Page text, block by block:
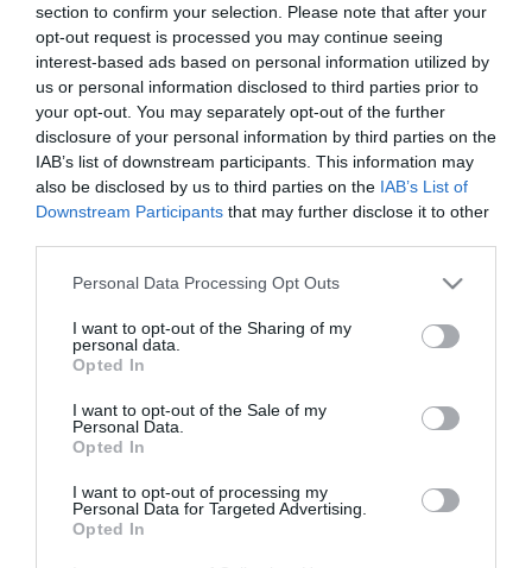
section to confirm your selection. Please note that after your
opt-out request is processed you may continue seeing
interest-based ads based on personal information utilized by
us or personal information disclosed to third parties prior to
your opt-out. You may separately opt-out of the further
disclosure of your personal information by third parties on the
IAB’s list of downstream participants. This information may
also be disclosed by us to third parties on the IAB’s List of
Downstream Participants that may further disclose it to other
Please note that this website/app uses one or more Google
not limited to your visit or usage behaviour. You may click to
grant or deny consent to Google and its third-party tags to
use your data for below specified purposes in below Google
consent section.
Personal Data Processing Opt Outs
I want to opt-out of the Sharing of my
personal data.
Opted In
I want to opt-out of the Sale of my
Personal Data.
Opted In
I want to opt-out of processing my
Personal Data for Targeted Advertising.
Opted In
A számláló jelenleg 1.067 milliárd forintot mutat. A legnagyobb
tétel, hozzávetőleg ötszázmilliárd forint az orosz tulajdonú Mol-
részvények elmúlt évi visszavásárlása a listán, míg
kétszázmilliárd forint azoknak a közbeszerzési pályázatoknak az
értéke, amelyeket az utóbbi két évben a Közgép Zrt. építőipari
vállalat nyert el. A céget a honlapon a Fidesz gazdasági
hátországának központi vállalataként említik.
Ugyancsak szerepel az összesítésben a többi között a debreceni
stadion felépítésére elkülönített 12 milliárd forint, a Századvég-
csoporttal kötött több kormányzati szerződés, a Rába-részvények
Budapesti Közlekedési Központ fenntartása.
Varju László azt mondta: a lista azt bizonyítja, hogy a Fidesz
felelőtlenül bánik a közpénzekkel. Kiemelte ugyanakkor, hogy a
meg - a DK összegzése is ezek alapján készült -, és ezekben
korábban "leírhatatlan" nevek szerepelnek és a riválisok üzleti vitái
is teret kapnak. Megemlítette például azt a hvg.hu-n megjelent
cég, a gyulai és csabai kolbászt is gyártó húskombinát miatt
különbözhetett össze Lázár János, a Fidesz-frakcióvezetője
Csányi Sándorral, az OTP elnök-vezérigazgatójával.